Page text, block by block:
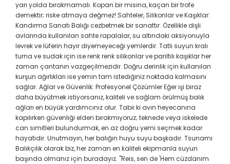
yarı yolda bırakmamalı. Kopan bir misina, kaçan bir trofe
demektir; riske atmaya değmez! Sahteler, Silikonlar ve Kaşıklar:
Kandırma Sanatı Balığı cezbetmek bir sanattır. Özellikle dişli
avlarında kullanılan sahte rapalalar, su altındaki aksiyonuyla
levrek ve lüferin hayır diyemeyeceği yemlerdir. Tatlı suyun kralı
turna ve sudak için ise renk renk silikonlar ve parıltılı kaşıklar her
zaman çantanın vazgeçilmezidir. Doğru derinlik için kullanılan
kurşun ağırlıkları ise yemin tam istediğiniz noktada kalmasını
sağlar. Ağlar ve Güvenlik: Profesyonel Çözümler Eğer işi biraz
daha büyütmek istiyorsanız, kaliteli ve sağlam örülmüş balık
ağları en büyük yardımcınız olur. Tabii ki avın heyecanına
kapılırken güvenliği elden bırakmıyoruz; teknede veya iskelede
can simitleri bulundurmak, en az doğru yemi seçmek kadar
hayatidir. Unutmayın, her balığın huyu suyu başkadır. Tsunami
Balıkçılık olarak biz, her zaman en kaliteli ekipmanla suyun
başında olmanız için buradayız. "Reis, sen de 'Hem cüzdanım